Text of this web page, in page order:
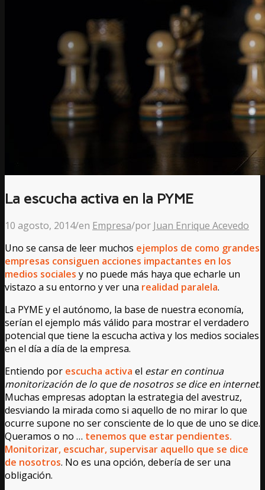
La escucha activa en la PYME
10 agosto, 2014/en Empresa/por Juan Enrique Acevedo
Uno se cansa de leer muchos ejemplos de como grandes
empresas consiguen acciones impactantes en los
medios sociales y no puede más haya que echarle un
vistazo a su entorno y ver una realidad paralela.
La PYME y el autónomo, la base de nuestra economía,
serían el ejemplo más válido para mostrar el verdadero
potencial que tiene la escucha activa y los medios sociales
en el día a día de la empresa.
Entiendo por escucha activa el estar en continua
monitorización de lo que de nosotros se dice en internet.
Muchas empresas adoptan la estrategia del avestruz,
desviando la mirada como si aquello de no mirar lo que
ocurre supone no ser consciente de lo que de uno se dice.
Queramos o no … tenemos que estar pendientes.
Monitorizar, escuchar, supervisar aquello que se dice
de nosotros. No es una opción, debería de ser una
obligación.